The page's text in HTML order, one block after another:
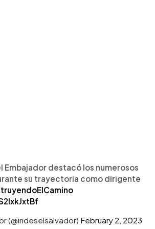
Embajador destacó los numerosos
su trayectoria como dirigente
(@indeselsalvador) February 2, 2023